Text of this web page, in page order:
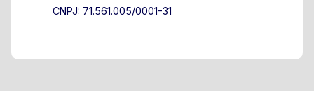
CNPJ: 71.561.005/0001-31